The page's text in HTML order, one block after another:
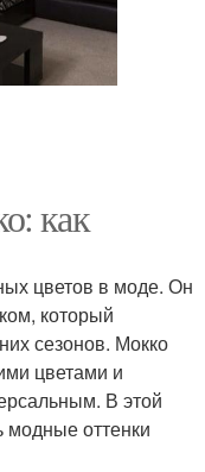
как
цветов в моде. Он
который
сезонов. Мокко
цветами и
В этой
модные оттенки